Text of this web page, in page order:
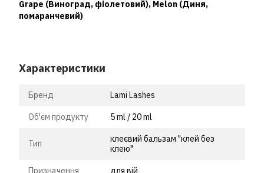
Grape (Виноград, фіолетовий), Melon (Диня,
помаранчевий)
Характеристики
Бренд Lami Lashes
Об'єм продукту 5 ml / 20 ml
Тип
клеєвий бальзам "клей без
клею"
Призначення для вій